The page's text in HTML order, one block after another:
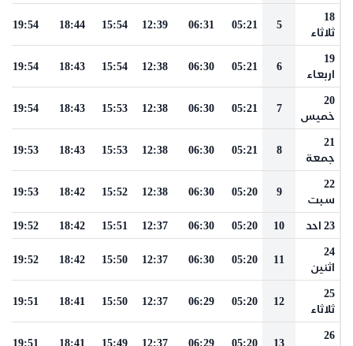
18
ثلاثاء
5
05:21
06:31
12:39
15:54
18:44
19:54
19
اربعاء
6
05:21
06:30
12:38
15:54
18:43
19:54
20
خميس
7
05:21
06:30
12:38
15:53
18:43
19:54
21
جمعة
8
05:21
06:30
12:38
15:53
18:43
19:53
22
سبت
9
05:20
06:30
12:38
15:52
18:42
19:53
23 احد 10
05:20
06:30
12:37
15:51
18:42
19:52
24
اثنين
11
05:20
06:30
12:37
15:50
18:42
19:52
25
ثلاثاء
12
05:20
06:29
12:37
15:50
18:41
19:51
26
13
05:20
06:29
12:37
15:49
18:41
19:51